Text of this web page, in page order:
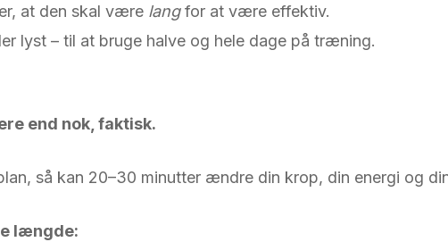
at den skal være langfor at være effektiv.
lyst – til at bruge halve og hele dage på træning.
end nok, faktisk.
så kan 20–30 minutter ændre din krop, din energi og
længde: